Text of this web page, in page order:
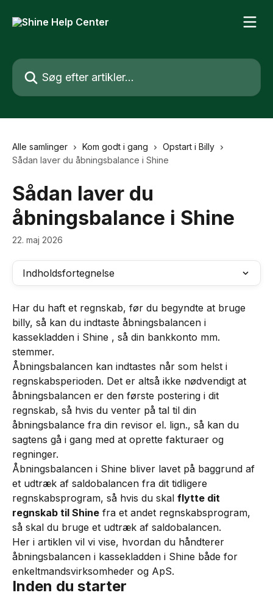
Søg efter artikler...
Alle samlinger Kom godt i gang
Opstart i Billy
Sådan laver du åbningsbalance i Shine
Sådan laver du
åbningsbalance i Shine
22. maj 2026
Indholdsfortegnelse
Har du haft et regnskab, før du begyndte at bruge
billy, så kan du indtaste åbningsbalancen i
kassekladden i Shine , så din bankkonto mm.
stemmer.
Åbningsbalancen kan indtastes når som helst i
regnskabsperioden. Det er altså ikke nødvendigt at
åbningsbalancen er den første postering i dit
regnskab, så hvis du venter på tal til din
åbningsbalance fra din revisor el. lign., så kan du
sagtens gå i gang med at oprette fakturaer og
regninger.
Åbningsbalancen i Shine bliver lavet på baggrund af
et udtræk af saldobalancen fra dit tidligere
regnskabsprogram, så hvis du skal flytte dit
regnskab til Shine fra et andet regnskabsprogram,
så skal du bruge et udtræk af saldobalancen.
Her i artiklen vil vi vise, hvordan du håndterer
åbningsbalancen i kassekladden i Shine både for
enkeltmandsvirksomheder og ApS.
Inden du starter